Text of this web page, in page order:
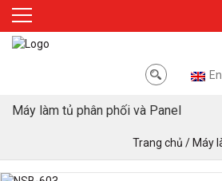
Máy làm tủ phân phối và Panel
Trang chủ / Máy